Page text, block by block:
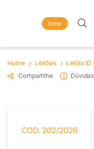
Entrar
Criar conta
Site
Agenda
Quem Somos
Diversos
Busca por palavra-chave
Quem Somos
Home Leilões Leilão ID
Compartilhe
COD. 202/2026